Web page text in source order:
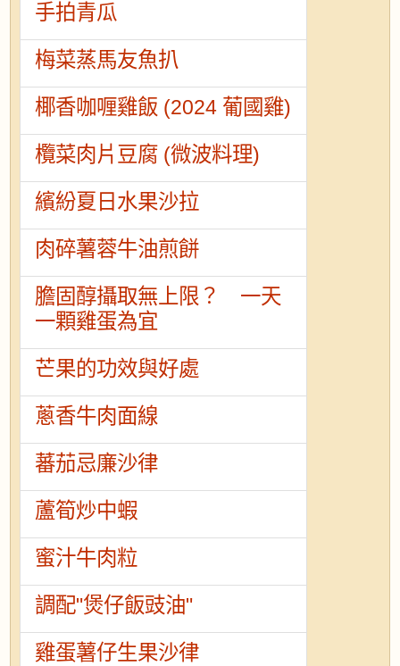
手拍青瓜
梅菜蒸馬友魚扒
椰香咖喱雞飯 (2024 葡國雞)
欖菜肉片豆腐 (微波料理)
繽紛夏日水果沙拉
肉碎薯蓉牛油煎餅
膽固醇攝取無上限？ 一天
一顆雞蛋為宜
芒果的功效與好處
蔥香牛肉面線
蕃茄忌廉沙律
蘆筍炒中蝦
蜜汁牛肉粒
調配"煲仔飯豉油"
雞蛋薯仔生果沙律